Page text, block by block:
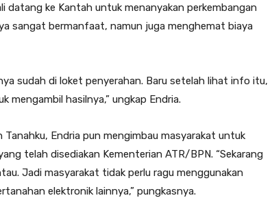
datang ke Kantah untuk menanyakan perkembangan
sangat bermanfaat, namun juga menghemat biaya
sudah di loket penyerahan. Baru setelah lihat info itu,
mengambil hasilnya,” ungkap Endria.
Endria pun mengimbau masyarakat untuk
telah disediakan Kementerian ATR/BPN. “Sekarang
Jadi masyarakat tidak perlu ragu menggunakan
elektronik lainnya,” pungkasnya.